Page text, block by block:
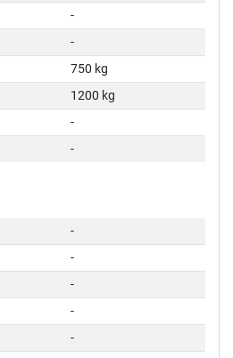
-
-
750 kg
1200 kg
-
-
-
-
-
-
-